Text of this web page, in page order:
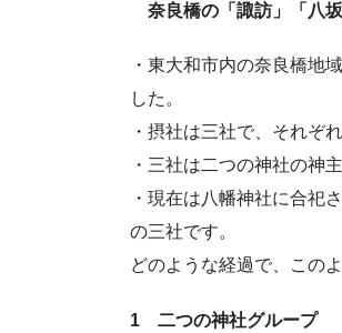
奈良橋の「諏訪」「八
・東大和市内の奈良橋地
した。
・摂社は三社で、それぞ
・三社は二つの神社の神
・現在は八幡神社に合祀
の三社です。
どのような経過で、この
1 二つの神社グループ